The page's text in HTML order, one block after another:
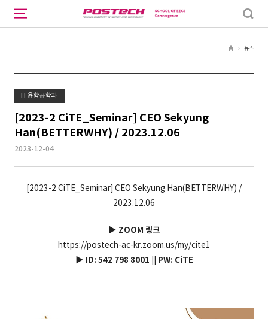
H
뉴스
IT융합공학과
[2023-2 CiTE_Seminar] CEO Sekyung
Han(BETTERWHY) / 2023.12.06
2023-12-04
[2023-2 CiTE_Seminar] CEO Sekyung Han(BETTERWHY) /
2023.12.06
▶ ZOOM 링크
https://postech-ac-kr.zoom.us/my/cite1
▶ ID: 542 798 8001 PW: CiTE